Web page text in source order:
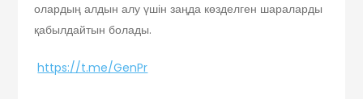
олардың алдын алу үшін заңда көзделген шараларды
қабылдайтын болады.
https://t.me/GenPr